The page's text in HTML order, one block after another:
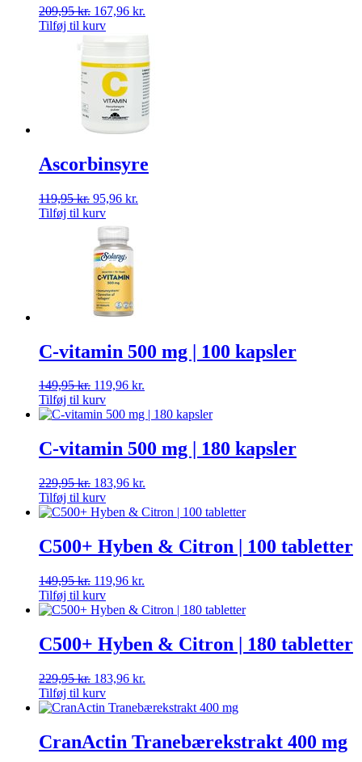
209,95kr. 167,96 kr.
Tilføj til kurv
Ascorbinsyre
119,95kr. 95,96 kr.
Tilføj til kurv
C-vitamin 500 mg | 100 kapsler
149,95kr. 119,96 kr.
Tilføj til kurv
C-vitamin 500 mg | 180 kapsler
229,95kr. 183,96 kr.
Tilføj til kurv
C500+ Hyben & Citron | 100 tabletter
149,95kr. 119,96 kr.
Tilføj til kurv
C500+ Hyben & Citron | 180 tabletter
229,95kr. 183,96 kr.
Tilføj til kurv
CranActin Tranebærekstrakt 400 mg